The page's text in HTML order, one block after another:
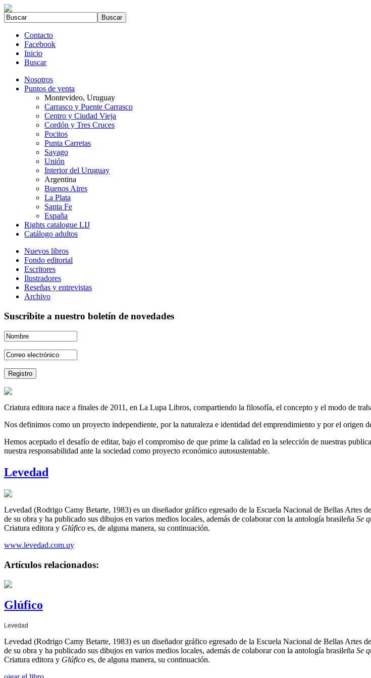
Contacto
Facebook
Inicio
Buscar
Nosotros
Puntos de venta
Montevideo, Uruguay
Carrasco y Puente Carrasco
Centro y Ciudad Vieja
Cordón y Tres Cruces
Pocitos
Punta Carretas
Sayago
Unión
Interior del Uruguay
Argentina
Buenos Aires
La Plata
Santa Fe
España
Rights catalogue LIJ
Catálogo adultos
Nuevos libros
Fondo editorial
Escritores
Ilustradores
Reseñas y entrevistas
Archivo
Suscribite a nuestro boletín de novedades
Criatura editora nace a finales de 2011, en La Lupa Libros, compartiendo la filosofía, el concepto y el modo de
Nos definimos como un proyecto independiente, por la naturaleza e identidad del emprendimiento y por el origen
Hemos aceptado el desafío de editar, bajo el compromiso de que prime la calidad en la selección de nuestras
nuestra responsabilidad ante la sociedad como proyecto económico autosustentable.
Levedad
Levedad (Rodrigo Camy Betarte, 1983) es un diseñador gráfico egresado de la Escuela Nacional de Bellas Artes
de su obra y ha publicado sus dibujos en varios medios locales, además de colaborar con la antología brasileña Se
Criatura editora y Glúfico es, de alguna manera, su continuación.
www.levedad.com.uy
Artículos relacionados:
Glúfico
Levedad
Levedad (Rodrigo Camy Betarte, 1983) es un diseñador gráfico egresado de la Escuela Nacional de Bellas Artes
de su obra y ha publicado sus dibujos en varios medios locales, además de colaborar con la antología brasileña Se
Criatura editora y Glúfico es, de alguna manera, su continuación.